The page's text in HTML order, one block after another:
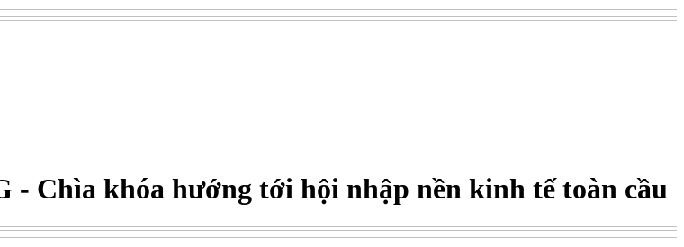
- Chìa khóa hướng tới hội nhập nền kinh tế toàn cầu